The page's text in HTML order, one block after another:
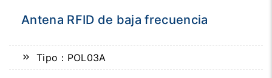
Antena RFID de baja frecuencia
Tipo：POL03A